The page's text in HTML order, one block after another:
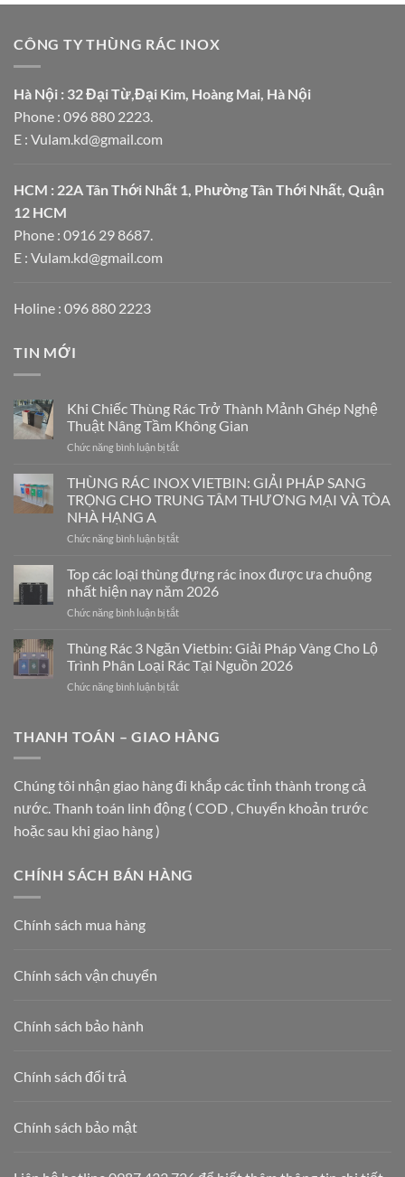
CÔNG TY THÙNG RÁC INOX
Hà Nội : 32 Đại Từ,Đại Kim, Hoàng Mai, Hà Nội
Phone : 096 880 2223.
E : Vulam.kd@gmail.com
HCM : 22A Tân Thới Nhất 1, Phường Tân Thới Nhất, Quận
12 HCM
Phone : 0916 29 8687.
E : Vulam.kd@gmail.com
Holine : 096 880 2223
TIN MỚI
Khi Chiếc Thùng Rác Trở Thành Mảnh Ghép Nghệ
Thuật Nâng Tầm Không Gian
Chức năng bình luận bị tắtở
Chiếc
Thùng
Rác
Thành
Ghép
Nghệ
Thuật
Nâng
Không
Gian
THÙNG RÁC INOX VIETBIN: GIẢI PHÁP SANG
TRỌNG CHO TRUNG TÂM THƯƠNG MẠI VÀ TÒA
NHÀ HẠNG A
Chức năng bình luận bị tắtở
RÁC
INOX
VIETBIN:
GIẢI
SANG
TRỌNG
TRUNG
MẠI
NHÀ
A
Top các loại thùng đựng rác inox được ưa chuộng
nhất hiện nay năm 2026
Chức năng bình luận bị tắtở
các
loại
thùng
đựng
được
nhất
nay
Thùng Rác 3 Ngăn Vietbin: Giải Pháp Vàng Cho Lộ
Trình Phân Loại Rác Tại Nguồn 2026
Chức năng bình luận bị tắtở
3
Pháp
Vàng
Phân
THANH TOÁN – GIAO HÀNG
Chúng tôi nhận giao hàng đi khắp các tỉnh thành trong cả
nước. Thanh toán linh động ( COD , Chuyển khoản trước
hoặc sau khi giao hàng )
CHÍNH SÁCH BÁN HÀNG
Chính sách mua hàng
Chính sách vận chuyển
Chính sách bảo hành
Chính sách đổi trả
Chính sách bảo mật